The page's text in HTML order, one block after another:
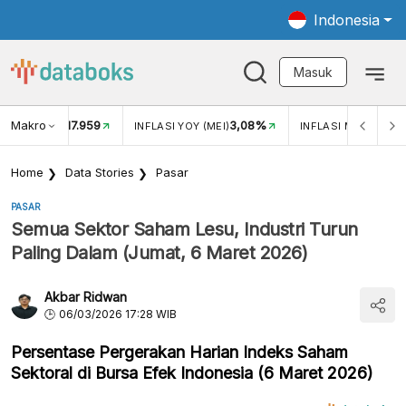
Indonesia
Masuk
Makro
USD/IDR 17.959 INFLASI YOY (MEI)3,08% INFLASI MOM (MEI)
Home Data Stories Pasar
PASAR
Semua Sektor Saham Lesu, Industri Turun
Paling Dalam (Jumat, 6 Maret 2026)
Akbar Ridwan
06/03/2026 17:28 WIB
Persentase Pergerakan Harian Indeks Saham
Sektoral di Bursa Efek Indonesia (6 Maret 2026)